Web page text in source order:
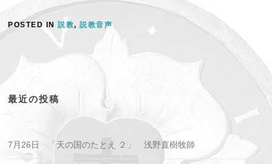
ー
POSTED IN説教,説教音声
最近の投稿
7月26日 「天の国のたとえ ２」 浅野直樹牧師